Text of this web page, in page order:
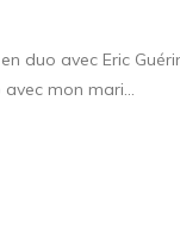
duo avec Eric
avec mon mari…